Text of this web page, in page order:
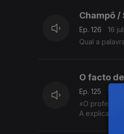
Champô /
Ep. 126
16
Qual a
O facto
Ep. 125
15
«O professor
A explicação